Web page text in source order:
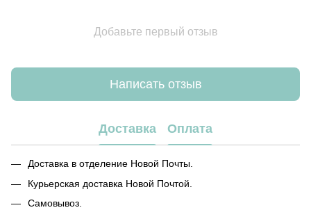
Добавьте первый отзыв
Написать отзыв
Доставка Оплата
Доставка в отделение Новой Почты.
Курьерская доставка Новой Почтой.
Самовывоз.